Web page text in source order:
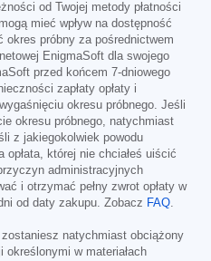
od Twojej metody płatności
mieć wpływ na dostępność
okres próbny za pośrednictwem
EnigmaSoft dla swojego
przed końcem 7-dniowego
zapłaty opłaty i
okresu próbnego. Jeśli
okresu próbnego, natychmiast
z jakiegokolwiek powodu
opłata, której nie chciałeś uiścić
administracyjnych
i otrzymać pełny zwrot opłaty w
od daty zakupu. Zobacz FAQ.
natychmiast obciążony
w materiałach